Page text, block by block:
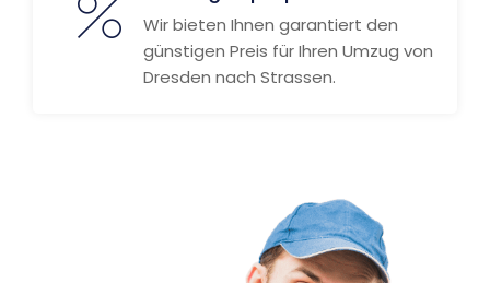
Wir bieten Ihnen garantiert den
günstigen Preis für Ihren Umzug von
Dresden nach Strassen.